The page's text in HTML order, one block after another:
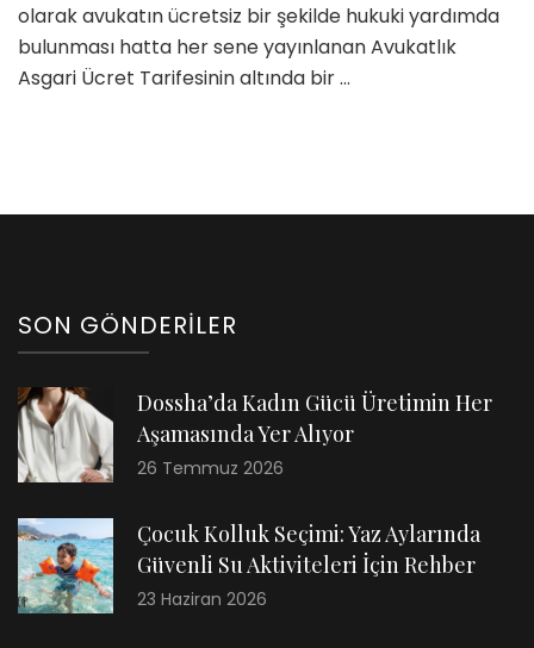
olarak avukatın ücretsiz bir şekilde hukuki yardımda
bulunması hatta her sene yayınlanan Avukatlık
Asgari Ücret Tarifesinin altında bir …
SON GÖNDERILER
Dossha’da Kadın Gücü Üretimin Her
Aşamasında Yer Alıyor
26 Temmuz 2026
Çocuk Kolluk Seçimi: Yaz Aylarında
Güvenli Su Aktiviteleri İçin Rehber
23 Haziran 2026